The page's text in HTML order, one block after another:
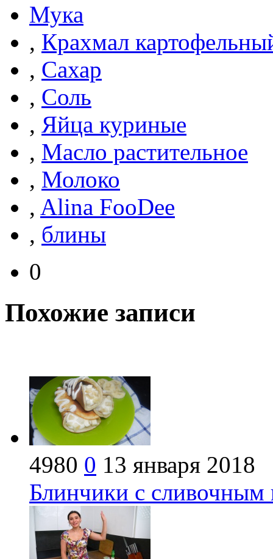
Мука
, Крахмал
, Сахар
, Соль
, Яйца куриные
, Масло растительное
, Молоко
, Alina FooDee
, блины
0
Похожие записи
4980 0 13 января 2018
Блинчики с сливочным